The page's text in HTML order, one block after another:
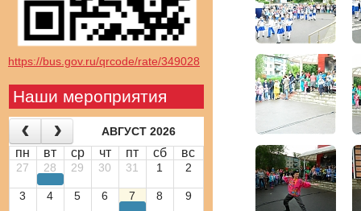
https://bus.gov.ru/qrcode/rate/349028
Наши мероприятия
АВГУСТ 2026
пн вт ср чт пт сб вс
27 28 29 30 31 1 2
3 4 5 6 7 8 9